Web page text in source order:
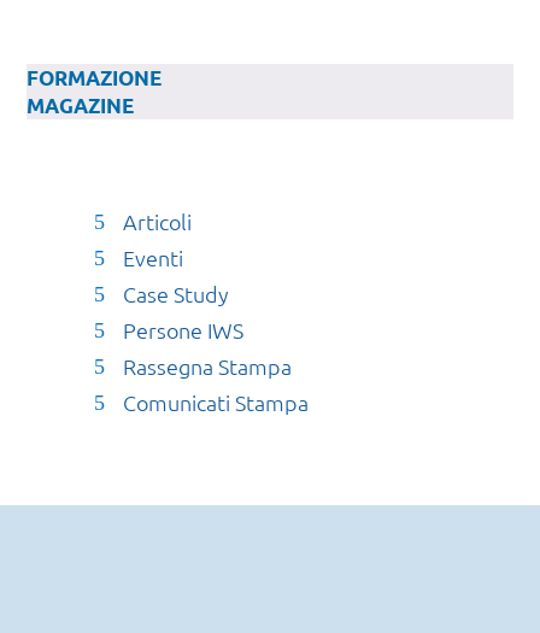
FORMAZIONE
MAGAZINE
Articoli
Eventi
Case Study
Persone IWS
Rassegna Stampa
Comunicati Stampa